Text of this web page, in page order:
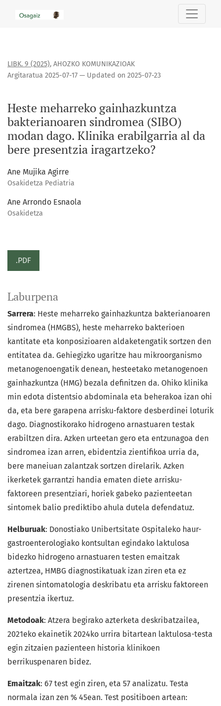
Heste meharreko gainhazkuntza bakterianoaren
LIBK. 9 (2025), AHOZKO KOMUNIKAZIOAK
Heste meharreko gainhazkuntza
bakterianoaren sindromea (SIBO)
modan dago. Klinika erabilgarria al da
bere presentzia iragartzeko?
Argitaratua 2025-07-17 — Updated on 2025-07-23
Ane Mujika Agirre
Osakidetza Pediatria
Ane Arrondo Esnaola
Osakidetza
.PDF
Laburpena
Sarrera: Heste meharreko gainhazkuntza bakterianoaren
sindromea (HMGBS), heste meharreko bakterioen
kantitate eta konposizioaren aldaketengatik sortzen den
entitatea da. Gehiegizko ugaritze hau mikroorganismo
metanogenoengatik denean, hesteetako metanogenoen
gainhazkuntza (HMG) bezala definitzen da. Ohiko klinika
min edota distentsio abdominala eta beherakoa izan ohi
da, eta bere garapena arrisku-faktore desberdinei loturik
dago. Diagnostikorako hidrogeno arnastuaren testak
erabiltzen dira. Azken urteetan gero eta entzunagoa den
sindromea izan arren, ebidentzia zientifikoa urria da,
bere maneiuan zalantzak sortzen direlarik. Azken
ikerketek garrantzi handia ematen diete arrisku-
faktoreen presentziari, horiek gabeko pazienteetan
sintomek balio prediktibo ahula dutela defendatuz.
Helburuak: Donostiako Unibertsitate Ospitaleko haur-
gastroenterologiako kontsultan egindako laktulosa
bidezko hidrogeno arnastuaren testen emaitzak
aztertzea, HMBG diagnostikatuak izan ziren eta ez
zirenen sintomatologia deskribatu eta arrisku faktoreen
presentzia ikertuz.
Metodoak: Atzera begirako azterketa deskribatzailea,
2021eko ekainetik 2024ko urrira bitartean laktulosa-testa
egin zitzaien pazienteen historia klinikoen
berrikuspenaren bidez.
Emaitzak: 67 test egin ziren, eta 57 analizatu. Testa
normala izan zen % 45ean. Test positiboen artean: